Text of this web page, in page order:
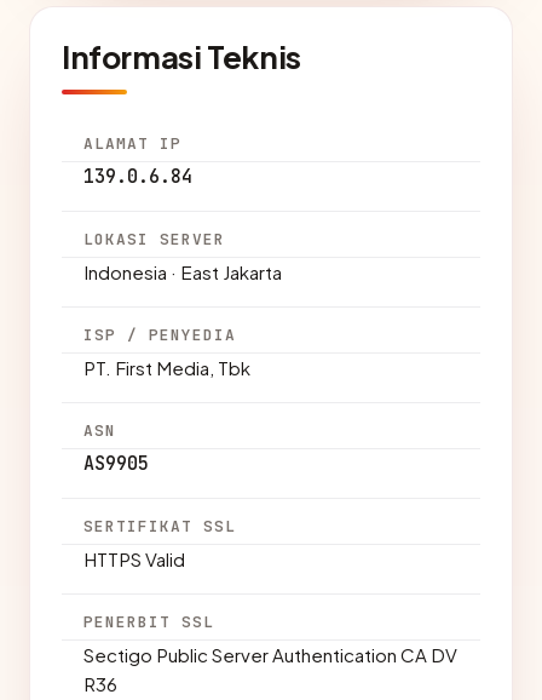
Informasi Teknis
ALAMAT IP
139.0.6.84
LOKASI SERVER
Indonesia · East Jakarta
ISP / PENYEDIA
PT. First Media, Tbk
ASN
AS9905
SERTIFIKAT SSL
HTTPS Valid
PENERBIT SSL
Sectigo Public Server Authentication CA DV
R36